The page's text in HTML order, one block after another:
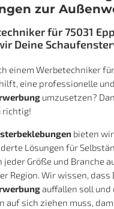
zur
für 75031
Deine
einem Werbetechniker
eine professionelle
umzusetzen?
richtig!
bieten wir
Lösungen für
Größe und Branche
Region. Wir wissen, dass
auffallen soll und
auf sich ziehen muss,